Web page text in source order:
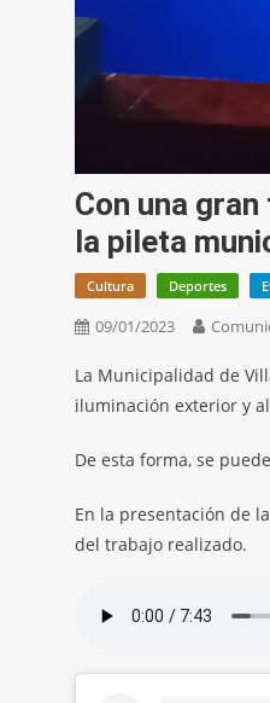
Con una
la pileta
Cultura Deportes
09/01/2023
La Municipalidad de
iluminación exterior y
De esta forma, se
En la presentación de
del trabajo realizado.